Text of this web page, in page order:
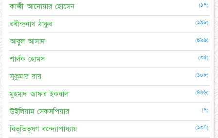
কাজী আনোয়ার হোসেন (১৭)
রবীন্দ্রনাথ ঠাকুর (১৯৮)
আবুল আসাদ (৪৯৯)
শার্লক হোমস (৩৫)
সুকুমার রায় (১০৮)
মুহম্মদ জাফর ইকবাল (৪৬৬)
উইলিয়াম সেকসপিয়ার (৭)
বিভূতিভূষণ বন্দ্যোপাধ্যায় (১৩৭)